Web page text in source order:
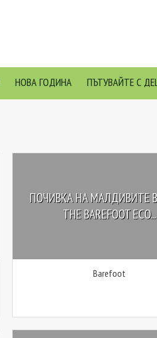
НОВА ГОДИНА ПЪТУВАЙТЕ С
ПОЧИВКА НА МАЛДИВИТЕ В
THE BAREFOOT ECO...
Barefoot